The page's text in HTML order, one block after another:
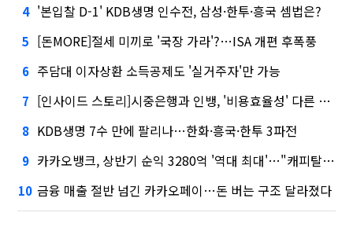
4 '본입찰 D-1' KDB생명 인수전, 삼성·한투·흥국 셈법은?
5 [돈MORE]절세 미끼로 '국장 가라'?…ISA 개편 후폭풍
6 주담대 이자상환 소득공제도 '실거주자'만 가능
7 [인사이드 스토리]시중은행과 인뱅, '비용효율성' 다른 잣대 왜?
8 KDB생명 7수 만에 팔리나…한화·흥국·한투 3파전
9 카카오뱅크, 상반기 순익 3280억 '역대 최대'…"캐피탈, 자산 1조원 이상"
10 금융 매출 절반 넘긴 카카오페이…돈 버는 구조 달라졌다